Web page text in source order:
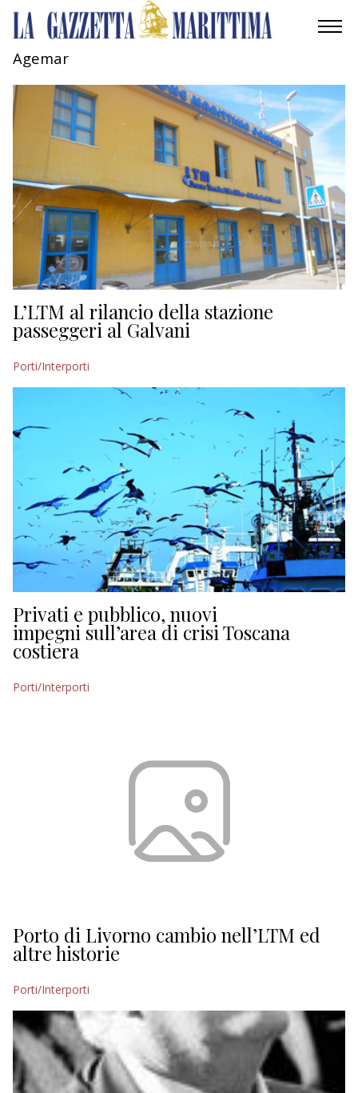
AMBIENTE
MOBILITÀ
RICERCA
ECONOMIA
TURISMO
CULTURA
NAUTICA
EDITORIALI
Agemar
L’LTM al rilancio della stazione
passeggeri al Galvani
Porti/Interporti
Privati e pubblico, nuovi
impegni sull’area di crisi Toscana
costiera
Porti/Interporti
Porto di Livorno cambio nell’LTM ed
altre historie
Porti/Interporti